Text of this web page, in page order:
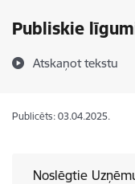
Publiskie
Atskaņot tekstu
Publicēts: 03.04.2025.
Noslēgtie